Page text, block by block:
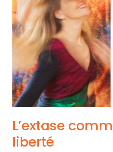
L’extase
liberté